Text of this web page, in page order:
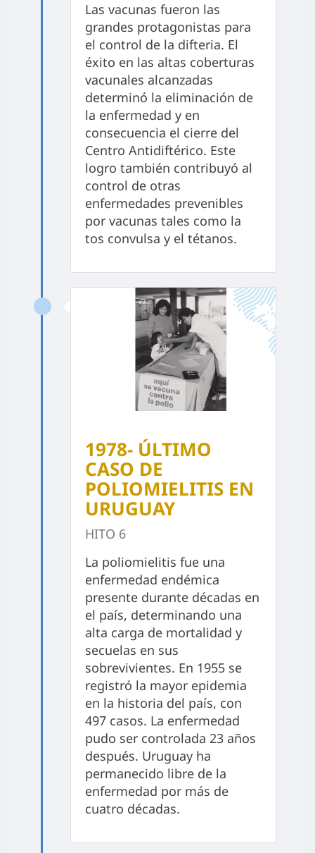
Las vacunas fueron las
grandes protagonistas para
el control de la difteria. El
éxito en las altas coberturas
vacunales alcanzadas
determinó la eliminación de
la enfermedad y en
consecuencia el cierre del
Centro Antidiftérico. Este
logro también contribuyó al
control de otras
enfermedades prevenibles
por vacunas tales como la
tos convulsa y el tétanos.
1978- ÚLTIMO
CASO DE
POLIOMIELITIS EN
URUGUAY
HITO 6
La poliomielitis fue una
enfermedad endémica
presente durante décadas en
el país, determinando una
alta carga de mortalidad y
secuelas en sus
sobrevivientes. En 1955 se
registró la mayor epidemia
en la historia del país, con
497 casos. La enfermedad
pudo ser controlada 23 años
después. Uruguay ha
permanecido libre de la
enfermedad por más de
cuatro décadas.